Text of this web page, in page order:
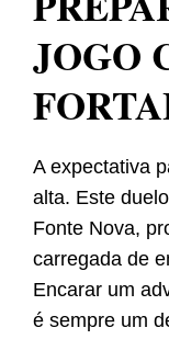
JOGO
A expectativa
alta. Este
Fonte Nova,
carregada de
Encarar um
é sempre um